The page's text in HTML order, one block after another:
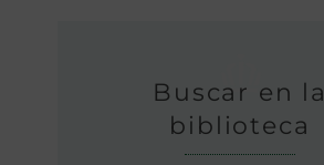
Buscar en la
biblioteca